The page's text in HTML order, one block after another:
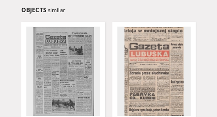
OBJECTS similar